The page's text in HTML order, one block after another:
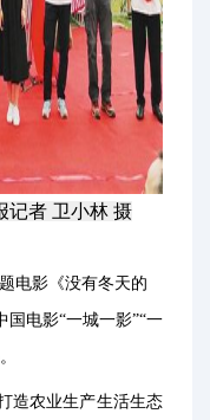
记者 卫小林 摄
电影《没有冬天的
电影“一城一影”“一
农业生产生活生态